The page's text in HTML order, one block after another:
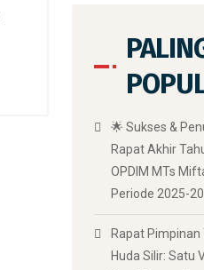
🌟 Sukses &
Rapat Akhir
OPDIM MTs
Periode 2025-
Rapat
Huda Silir: Satu